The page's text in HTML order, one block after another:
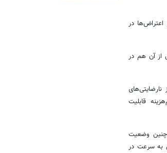
در
از آن هم در
قابلیت
چنین وضعیت
به سرعت در